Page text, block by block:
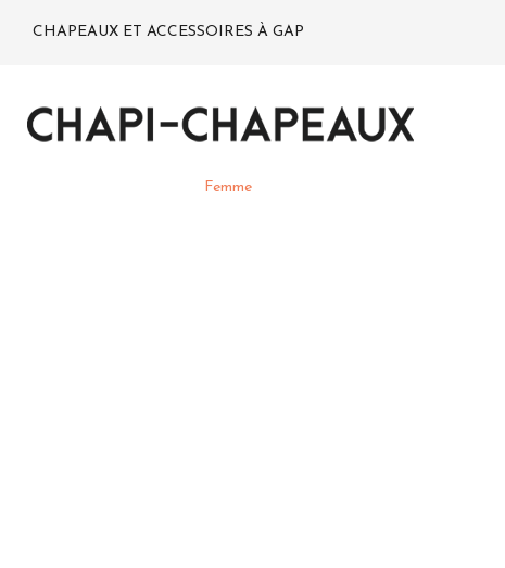
CHAPEAUX ET ACCESSOIRES À GAP
Femme